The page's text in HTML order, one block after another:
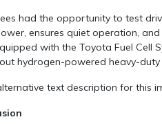
had the opportunity to test
ensures quiet operation,
with the Toyota Fuel Cell
hydrogen-powered heavy-